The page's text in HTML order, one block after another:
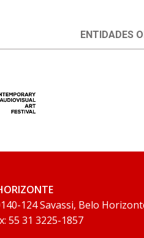
ENTIDADES
124 Savassi, Belo
55 31 3225-1857